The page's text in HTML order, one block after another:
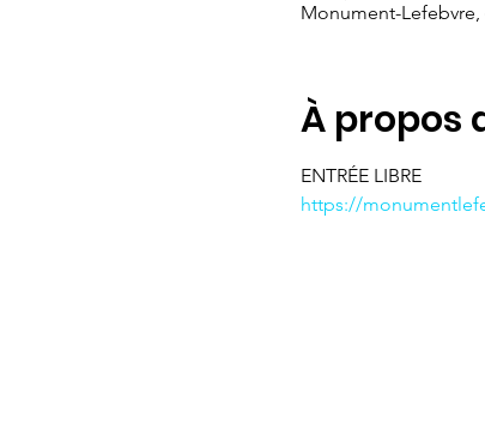
Monument-Lefebvre,
À propos
ENTRÉE LIBRE
https://